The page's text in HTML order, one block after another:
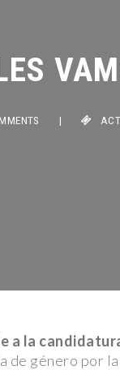
a la
de género por